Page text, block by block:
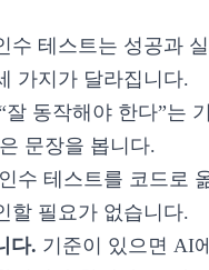
수 테스트는 성공과
가지가 달라집니다.
“잘 동작해야 한다”는
문장을 봅니다.
인수 테스트를 코드로
할 필요가 없습니다.
다. 기준이 있으면 AI